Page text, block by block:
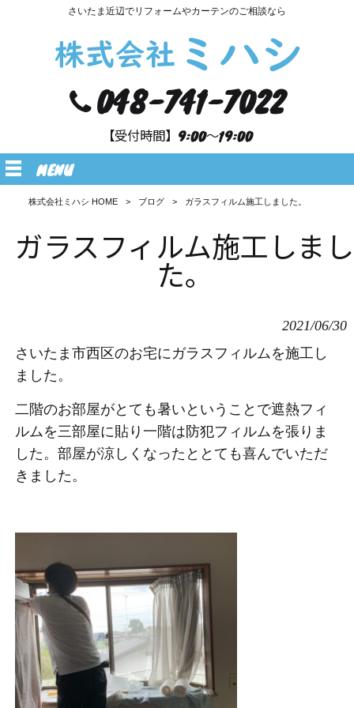
さいたま近辺でリフォームやカーテンのご相談なら
048-741-7022
【受付時間】9:00～19:00
MENU
株式会社ミハシ HOME > ブログ > ガラスフィルム施工しました。
ガラスフィルム施工しまし
た。
2021/06/30
さいた ま市西区のお宅にガラスフィルムを施工し
ました。
二階のお部屋がとても暑いということで遮熱フィ
ルムを三部屋に貼り一階は防犯フィルムを張りま
した。部屋が涼しくなったととても喜んでいただ
きました。